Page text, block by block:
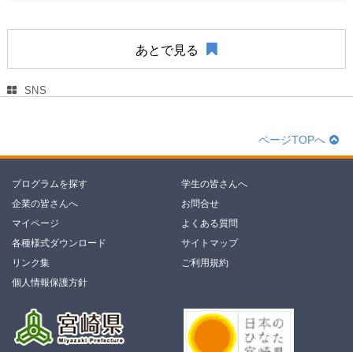
あとで見る
SNS
ページTOPへ
プログラムを探す
学生の皆さんへ
企業の皆さんへ
お問合せ
マイページ
よくある質問
各種様式ダウンロード
サイトマップ
リンク集
ご利用規約
個人情報保護方針